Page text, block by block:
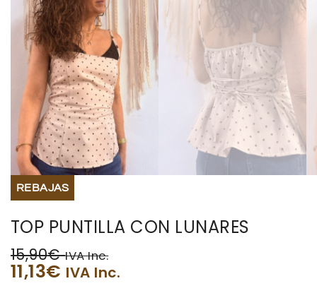
REBAJAS
TOP PUNTILLA CON LUNARES
15,90€ IVA Inc.
11,13€ IVA Inc.